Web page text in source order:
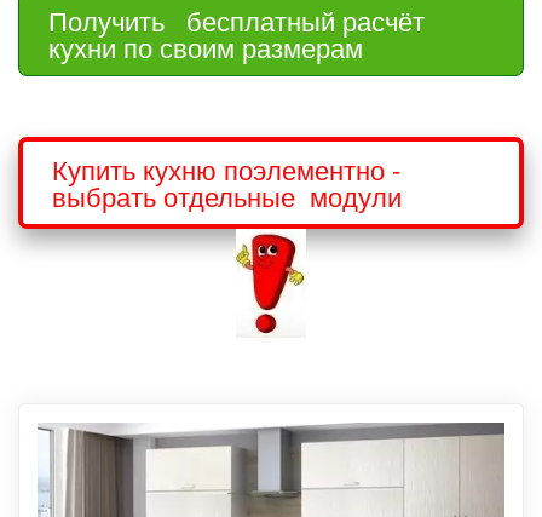
Получить   бесплатный расчёт
кухни по своим размерам
Купить кухню поэлементно -
выбрать отдельные  модули